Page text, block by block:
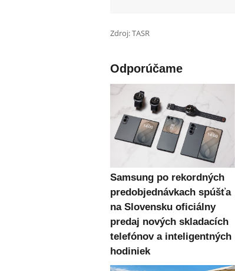
Zdroj: TASR
Odporúčame
Samsung po rekordných
predobjednávkach spúšťa
na Slovensku oficiálny
predaj nových skladacích
telefónov a inteligentných
hodiniek